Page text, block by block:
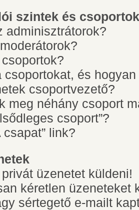
szintek és csoportok
adminisztrátorok?
csoportokat, és
csoportvezető?
meg néhány csoport
csoport”?
csapat” link?
üzenetet küldeni!
kéretlen üzeneteket
sértegető e-mailt